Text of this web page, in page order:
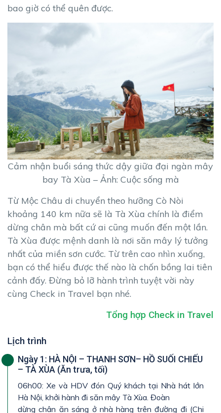
bao giờ có thể quên được.
Cảm nhận buổi sáng thức dậy giữa đại ngàn mây
bay Tà Xùa – Ảnh: Cuộc sống mà
Từ Mộc Châu di chuyển theo hưỡng Cò Nòi
khoảng 140 km nữa sẽ là Tà Xùa chính là điểm
dừng chân mà bất cứ ai cũng muốn đến một lần.
Tà Xùa được mệnh danh là nơi săn mây lý tưởng
nhất của miền sơn cước. Từ trên cao nhìn xuống,
bạn có thể hiểu được thế nào là chốn bồng lai tiên
cảnh đấy. Đừng bỏ lỡ hành trình tuyệt vời này
cùng Check in Travel bạn nhé.
Tổng hợp Check in Travel
Lịch trình
Ngày 1: HÀ NỘI – THANH SƠN– HỒ SUỐI CHIẾU
– TÀ XÙA (Ăn trưa, tối)
06h00: Xe và HDV đón Quý khách tại Nhà hát lớn
Hà Nội, khởi hành đi săn mây Tà Xùa. Đoàn
dừng chân ăn sáng ở nhà hàng trên đường đi (Chi